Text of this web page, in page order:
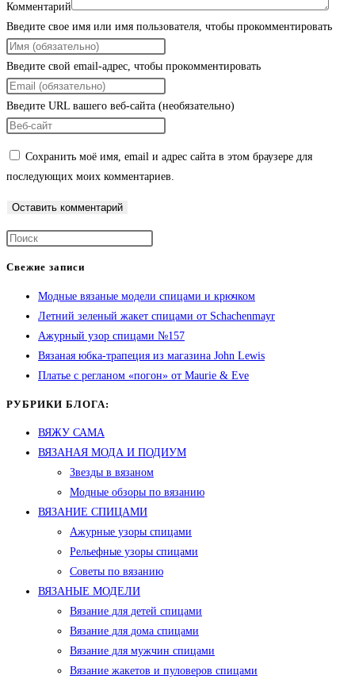
Комментарий
Введите свое имя или имя пользователя, чтобы прокомментировать
Введите свой email-адрес, чтобы прокомментировать
Введите URL вашего веб-сайта (необязательно)
Сохранить моё имя, email и адрес сайта в этом браузере для
последующих моих комментариев.
Свежие записи
Модные вязаные модели спицами и крючком
Летний зеленый жакет спицами от Schachenmayr
Ажурный узор спицами №157
Вязаная юбка-трапеция из магазина John Lewis
Платье с регланом «погон» от Maurie & Eve
РУБРИКИ БЛОГА:
ВЯЖУ САМА
ВЯЗАНАЯ МОДА И ПОДИУМ
Звезды в вязаном
Модные обзоры по вязанию
ВЯЗАНИЕ СПИЦАМИ
Ажурные узоры спицами
Рельефные узоры спицами
Советы по вязанию
ВЯЗАНЫЕ МОДЕЛИ
Вязание для детей спицами
Вязание для дома спицами
Вязание для мужчин спицами
Вязание жакетов и пуловеров спицами